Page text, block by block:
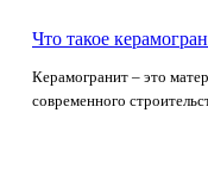
Что такое
Керамогранит – это
современного